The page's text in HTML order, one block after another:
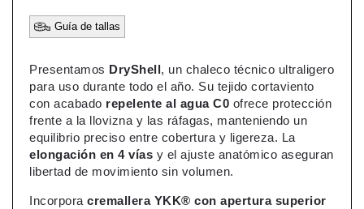
Guía de tallas
Presentamos DryShell , un chaleco técnico ultraligero
para uso durante todo el año. Su tejido cortaviento
con acabado repelente al agua C0 ofrece protección
frente a la llovizna y las ráfagas, manteniendo un
equilibrio preciso entre cobertura y ligereza. La
elongación en 4 vías y el ajuste anatómico aseguran
libertad de movimiento sin volumen.
Incorpora cremallera YKK® con apertura superior